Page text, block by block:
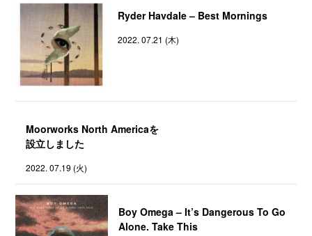
Ryder Havdale – Best Mornings
2022. 07.21 (木)
Moorworks North Americaを
設立しました
2022. 07.19 (火)
Boy Omega – It’s Dangerous To Go
Alone. Take This